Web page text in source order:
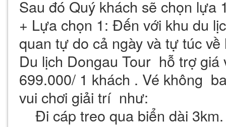
Sau đó Quý khách sẽ chọn
+ Lựa chọn 1: Đến với khu du
quan tự do cả ngày và tự túc
Du lịch Dongau Tour hỗ trợ
699.000/ 1 khách . Vé không
vui chơi giải trí như:
Đi cáp treo qua biển dài 3km.